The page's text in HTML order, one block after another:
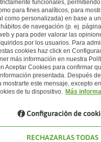
Inglés
nosotros
de interés
in
Generales
privacidad
cookies
Grupos
blog
el Corte inglés
funcionales,
para fines analíticos, para
como personalizada) en base a
de navegación (p. ej.
y para poder valorar las
por los usuarios. Para
cookies haz click en
más información en nuestra
Aceptar Cookies para confirmar
presentada. Después
mostrarte este mensaje, excepto
de tu dispositivo. Más
Configuración de
RECHAZARLAS TODAS